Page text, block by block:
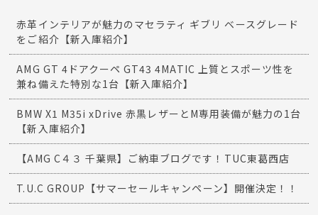
赤革インテリアが魅力のマセラティ ギブリ ベースグレード
をご紹介【新入庫紹介】
AMG GT 4ドアクーペ GT43 4MATIC 上質とスポーツ性を
兼ね備えた特別な1台【新入庫紹介】
BMW X1 M35i xDrive 赤黒レザーとM専用装備が魅力の1台
【新入庫紹介】
【AMG C４３ 千葉県】ご納車ブログです！TUC東葛西店
T.U.C GROUP【サマーセールキャンペーン】開催決定！！